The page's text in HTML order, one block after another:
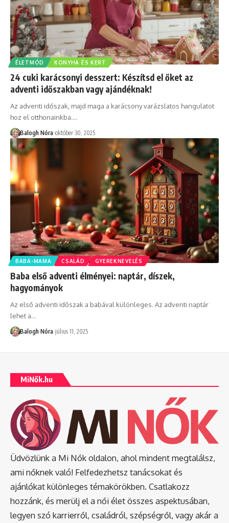
ÉLETMÓD KONYHA ÉS KERT
24 cuki karácsonyi desszert: Készítsd el őket az
adventi időszakban vagy ajándéknak!
Az adventi időszak, majd maga a karácsony varázslatos hangulatot
hoz el otthonainkba.…
Balogh Nóra október 30, 2025
BABA-MAMA CSALÁD GYEREKNEVELÉS
Baba első adventi élményei: naptár, díszek,
hagyományok
Az első adventi időszak a babával különleges. Az adventi naptár
lehet a…
Balogh Nóra július 11, 2025
MiNők.hu
Üdvözlünk a Mi Nők oldalon, ahol mindent megtalálsz,
ami nőknek való! Felfedezhetsz tanácsokat és
ajánlókat különleges témakörökben. Csatlakozz
hozzánk, és merülj el a női élet összes aspektusában,
legyen szó karrierről, családról, szépségről, vagy akár a